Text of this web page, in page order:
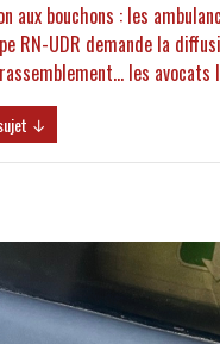
aux bouchons : les
RN-UDR demande la
les
↓